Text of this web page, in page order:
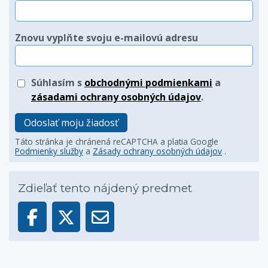
Znovu vyplňte svoju e-mailovú adresu
Súhlasím s obchodnými podmienkami a
zásadami ochrany osobných údajov.
Odoslať moju žiadosť
Táto stránka je chránená reCAPTCHA a platia Google
Podmienky služby a Zásady ochrany osobných údajov .
Zdieľať tento nájdený predmet